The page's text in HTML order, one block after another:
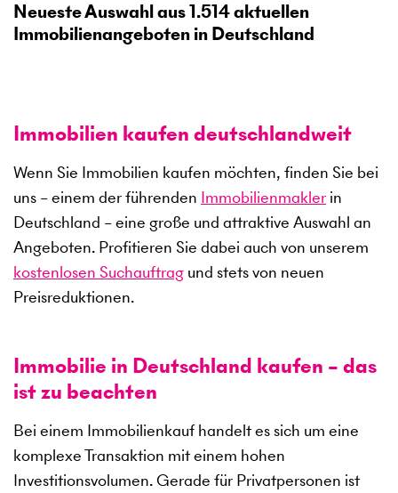
Neueste Auswahl aus1.514aktuellen
Immobilienangeboten in Deutschland
Immobilien kaufen deutschlandweit
Wenn Sie Immobilien kaufen möchten, finden Sie bei
uns – einem der führenden Immobilienmakler in
Deutschland – eine große und attraktive Auswahl an
Angeboten. Profitieren Sie dabei auch von unserem
kostenlosen Suchauftrag und stets von neuen
Preisreduktionen.
Immobilie in Deutschland kaufen – das
ist zu beachten
Bei einem Immobilienkauf handelt es sich um eine
komplexe Transaktion mit einem hohen
Investitionsvolumen. Gerade für Privatpersonen ist